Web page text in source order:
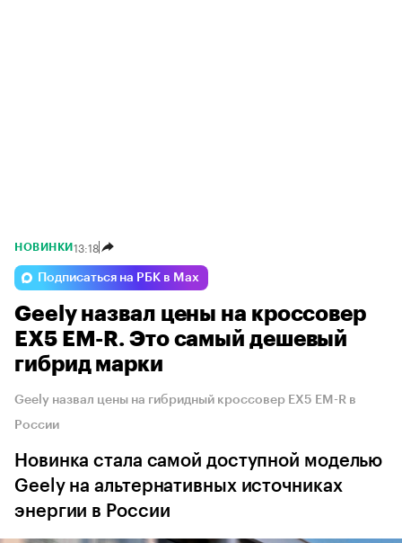
НОВИНКИ 13:18
Подписаться на РБК в Max
Geely назвал цены на кроссовер
EX5 EM-R. Это самый дешевый
гибрид марки
Geely назвал цены на гибридный кроссовер EX5 EM-R в
России
Новинка стала самой доступной моделью
Geely на альтернативных источниках
энергии в России